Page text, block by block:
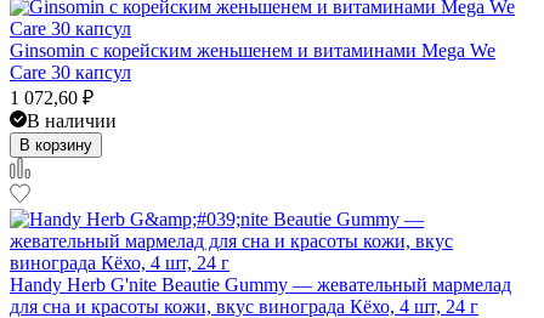
Ginsomin с корейским женьшенем и витаминами Mega We
Care 30 капсул
1 072,60 ₽
В наличии
В корзину
Handy Herb G'nite Beautie Gummy — жевательный мармелад
для сна и красоты кожи, вкус винограда Кёхо, 4 шт, 24 г